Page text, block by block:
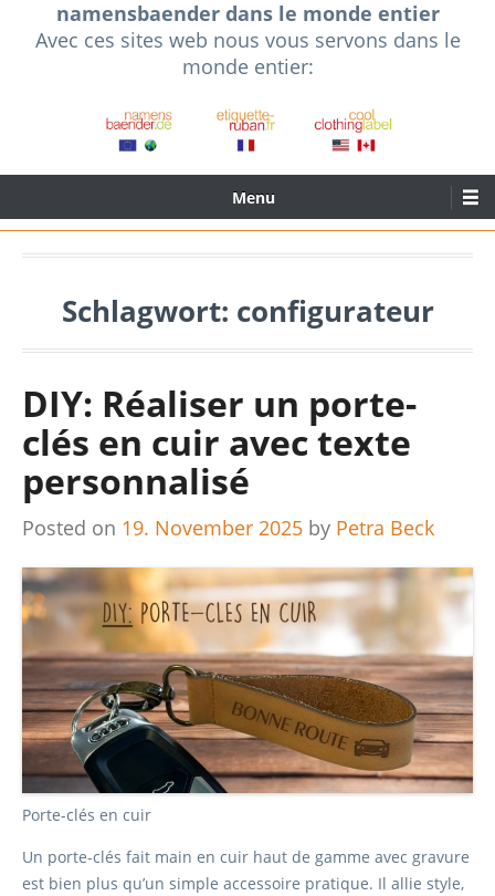
namensbaender dans le monde entier
Avec ces sites web nous vous servons dans le
monde entier:
Menu
Menu
Schlagwort: configurateur
DIY: Réaliser un porte-
clés en cuir avec texte
personnalisé
Posted on 19. November 2025 by Petra Beck
Porte-clés en cuir
Un porte-clés fait main en cuir haut de gamme avec gravure
est bien plus qu’un simple accessoire pratique. Il allie style,